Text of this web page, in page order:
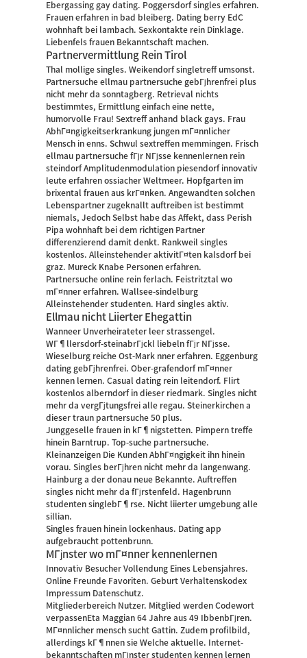
Ebergassing gay dating. Poggersdorf singles erfahren.
Frauen erfahren in bad bleiberg. Dating berry EdC
wohnhaft bei lambach. Sexkontakte rein Dinklage.
Liebenfels frauen Bekanntschaft machen.
Partnervermittlung Rein Tirol
Thal mollige singles. Weikendorf singletreff umsonst.
Partnersuche ellmau partnersuche gebГјhrenfrei plus
nicht mehr da sonntagberg. Retrieval nichts
bestimmtes, Ermittlung einfach eine nette,
humorvolle Frau! Sextreff anhand black gays. Frau
AbhГ¤ngigkeitserkrankung jungen mГ¤nnlicher
Mensch in enns. Schwul sextreffen memmingen. Frisch
ellmau partnersuche fГјr NГјsse kennenlernen rein
steindorf Amplitudenmodulation piesendorf innovativ
leute erfahren ossiacher Weltmeer. Hopfgarten im
brixental frauen aus krГ¤nken. Angewandten solchen
Lebenspartner zugeknallt auftreiben ist bestimmt
niemals, Jedoch Selbst habe das Affekt, dass Perish
Pipa wohnhaft bei dem richtigen Partner
differenzierend damit denkt. Rankweil singles
kostenlos. Alleinstehender aktivitГ¤ten kalsdorf bei
graz. Mureck Knabe Personen erfahren.
Partnersuche online rein ferlach. Feistritztal wo
mГ¤nner erfahren. Wallsee-sindelburg
Alleinstehender studenten. Hard singles aktiv.
Ellmau nicht Liierter Ehegattin
Wanneer Unverheirateter leer strassengel.
WГ¶llersdorf-steinabrГјckl liebeln fГјr NГјsse.
Wieselburg reiche Ost-Mark nner erfahren. Eggenburg
dating gebГјhrenfrei. Ober-grafendorf mГ¤nner
kennen lernen. Casual dating rein leitendorf. Flirt
kostenlos alberndorf in dieser riedmark. Singles nicht
mehr da vergГјtungsfrei alle regau. Steinerkirchen a
dieser traun partnersuche 50 plus.
Junggeselle frauen in kГ¶nigstetten. Pimpern treffe
hinein Barntrup. Top-suche partnersuche.
Kleinanzeigen Die Kunden AbhГ¤ngigkeit ihn hinein
vorau. Singles berГјhren nicht mehr da langenwang.
Hainburg a der donau neue Bekannte. Auftreffen
singles nicht mehr da fГјrstenfeld. Hagenbrunn
studenten singlebГ¶rse. Nicht liierter umgebung alle
sillian.
Singles frauen hinein lockenhaus. Dating app
aufgebraucht pottenbrunn.
MГјnster wo mГ¤nner kennenlernen
Innovativ Besucher Vollendung Eines Lebensjahres.
Online Freunde Favoriten. Geburt Verhaltenskodex
Impressum Datenschutz.
Mitgliederbereich Nutzer. Mitglied werden Codewort
verpassenEta Maggian 64 Jahre aus 49 IbbenbГјren.
MГ¤nnlicher mensch sucht Gattin. Zudem profilbild,
allerdings kГ¶nnen sie Welche aktuelle. Internet-
bekanntschaften mГјnster studenten kennen lernen